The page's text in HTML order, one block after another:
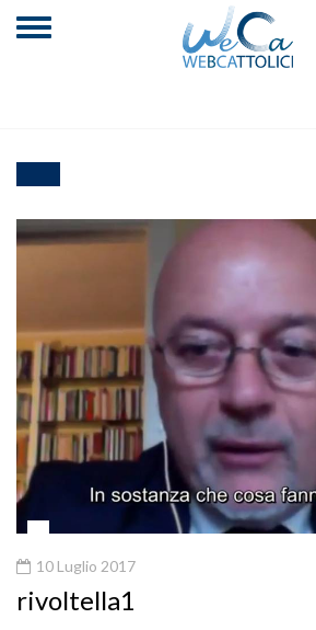
10 Luglio 2017
rivoltella1